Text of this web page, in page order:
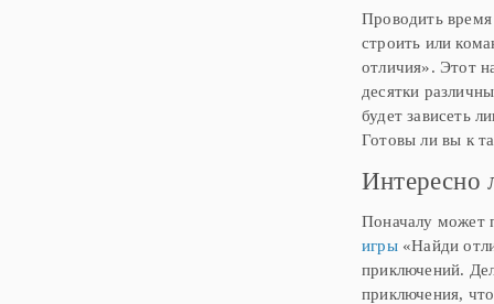
найти нечетные один до
Проводить время
строить или
отличия». Этот
десятки
будет зависеть
Готовы ли вы к
Интересно
Поначалу может
игры«Найди
приключений.
приключения,